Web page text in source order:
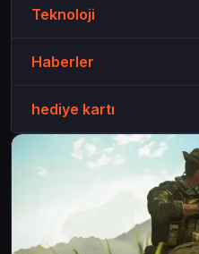
Teknoloji
Haberler
hediye kartı